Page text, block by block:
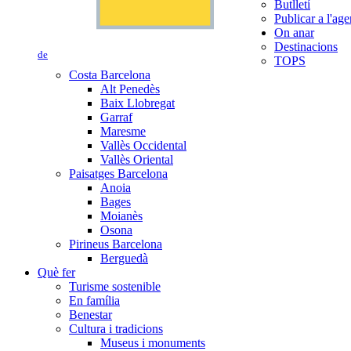
de
Butlletí
Publicar a
On anar
Destinacions
TOPS
Costa Barcelona
Alt Penedès
Baix Llobregat
Garraf
Maresme
Vallès Occidental
Vallès Oriental
Paisatges Barcelona
Anoia
Bages
Moianès
Osona
Pirineus Barcelona
Berguedà
Què fer
Turisme sostenible
En família
Benestar
Cultura i tradicions
Museus i monuments